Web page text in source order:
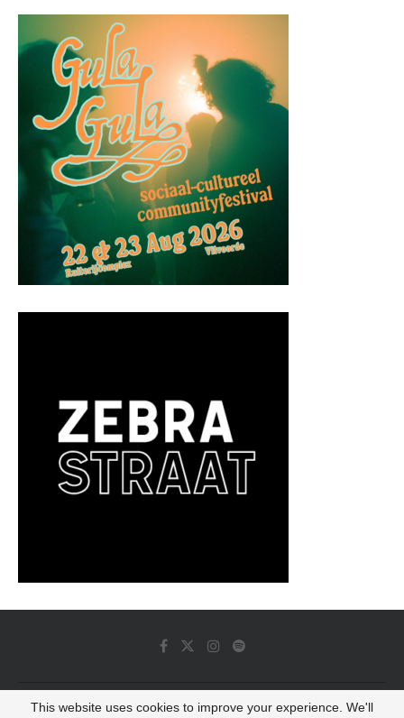
© 2022 - Luminous Dash All Rights Reserved
This website uses cookies to improve your experience. We'll